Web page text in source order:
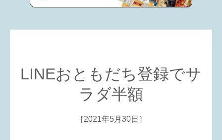
LINEおともだち登録でサ
ラダ半額
［2021年5月30日］